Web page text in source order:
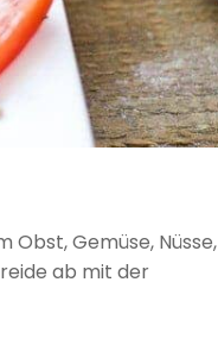
Gemüse, Nüsse,
ab mit der